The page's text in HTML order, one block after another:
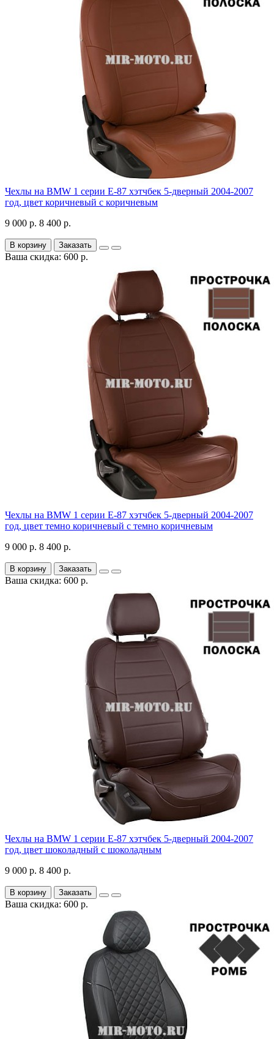
Чехлы на BMW 1 серии Е-87 хэтчбек 5-дверный 2004-2007
год, цвет коричневый с коричневым
9 000 р. 8 400 р.
В корзину Заказать
Ваша скидка: 600 р.
Чехлы на BMW 1 серии Е-87 хэтчбек 5-дверный 2004-2007
год, цвет темно коричневый с темно коричневым
9 000 р. 8 400 р.
В корзину Заказать
Ваша скидка: 600 р.
Чехлы на BMW 1 серии Е-87 хэтчбек 5-дверный 2004-2007
год, цвет шоколадный с шоколадным
9 000 р. 8 400 р.
В корзину Заказать
Ваша скидка: 600 р.